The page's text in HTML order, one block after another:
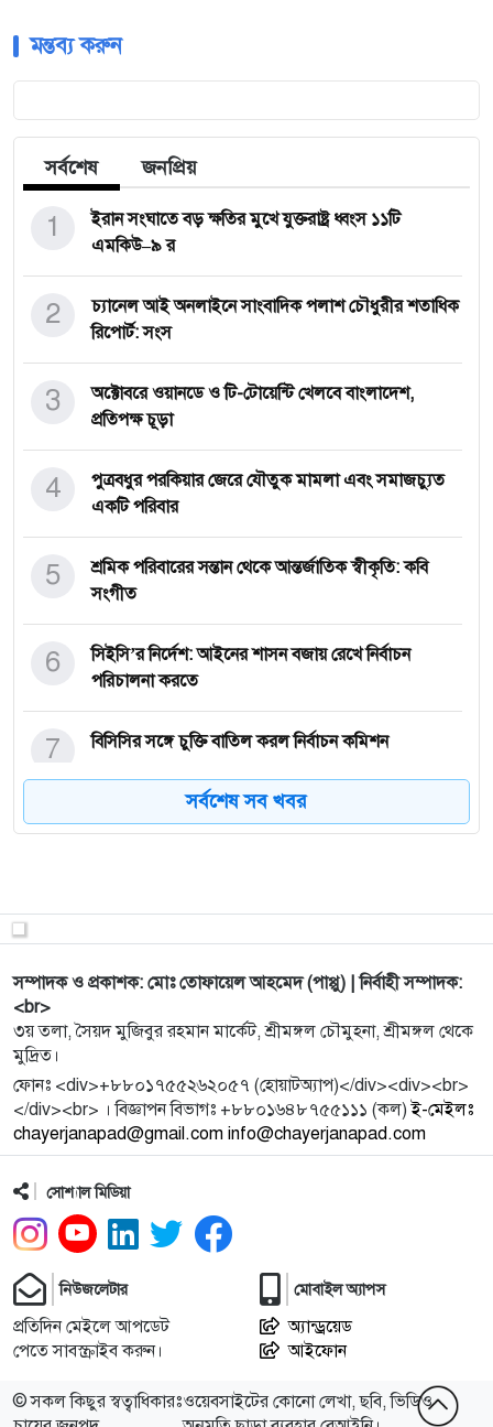
মন্তব্য করুন
সর্বশেষ জনপ্রিয়
ইরান সংঘাতে বড় ক্ষতির মুখে যুক্তরাষ্ট্র ধ্বংস ১১টি
এমকিউ–৯ র
1
চ্যানেল আই অনলাইনে সাংবাদিক পলাশ চৌধুরীর শতাধিক
রিপোর্ট: সংস
2
অক্টোবরে ওয়ানডে ও টি-টোয়েন্টি খেলবে বাংলাদেশ,
প্রতিপক্ষ চূড়া
3
পুত্রবধুর পরকিয়ার জেরে যৌতুক মামলা এবং সমাজচ্যুত
একটি পরিবার
4
শ্রমিক পরিবারের সন্তান থেকে আন্তর্জাতিক স্বীকৃতি: কবি
সংগীত
5
সিইসি’র নির্দেশ: আইনের শাসন বজায় রেখে নির্বাচন
পরিচালনা করতে
6
বিসিসির সঙ্গে চুক্তি বাতিল করল নির্বাচন কমিশন
7
শ্রীমঙ্গলে উন্মুক্ত চা আস্বাদনী অধিবেশন ও ৬ দিন ব্যাপী প্রশি
8
9
গ্র্যান্ড সুলতানে একযুগ: পর্যটন, সাংবাদিকতা ও সংস্কৃতির
10
শ্রীমঙ্গলে পুলিশের অভিযানে চোরাইকৃত মালামাল উদ্ধার,
গ্রেফতার
11
শ্রীমঙ্গলে সরকারি প্রাথমিক বিদ্যালয় প্রধান শিক্ষক সমিতির
উপজ
12
খালেদা জিয়ার মৃত্যুতে প্রধান উপদেষ্টার শোক
13
ত্রয়োদশ সংসদের প্রথম অধিবেশন শুরু
14
২৪ ঘণ্টায় স্বর্ণের দাম বাড়লো প্রায় ৭ হাজার টাকা
15
সর্বশেষ সব খবর
সম্পাদক ও প্রকাশক: মোঃ তোফায়েল আহমেদ (পাপ্পু) | নির্বাহী সম্পাদক:
<br>
৩য় তলা, সৈয়দ মুজিবুর রহমান মার্কেট, শ্রীমঙ্গল চৌমুহনা, শ্রীমঙ্গল থেকে
মুদ্রিত।
ফোনঃ <div>+৮৮০১৭৫৫২৬২০৫৭ (হোয়াটঅ্যাপ)</div><div><br>
</div><br> । বিজ্ঞাপন বিভাগঃ +৮৮০১৬৪৮৭৫৫১১১ (কল)ই-মেইলঃ
chayerjanapad@gmail.com info@chayerjanapad.com
সোশ্যাল মিডিয়া
নিউজলেটার
প্রতিদিন মেইলে আপডেট
পেতে সাবস্ক্রাইব করুন।
মোবাইল অ্যাপস
অ্যান্ড্রয়েড
আইফোন
© সকল কিছুর স্বত্বাধিকারঃওয়েবসাইটের কোনো লেখা, ছবি, ভিডিও